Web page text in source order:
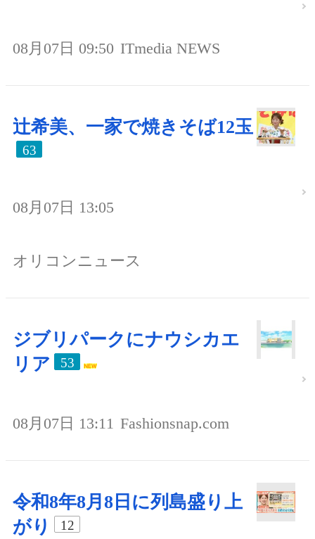
08月07日 09:50 ITmedia NEWS
辻希美、一家で焼きそば12玉
63
08月07日 13:05
オリコンニュース
ジブリパークにナウシカエ
リア
53
08月07日 13:11 Fashionsnap.com
令和8年8月8日に列島盛り上
がり
12